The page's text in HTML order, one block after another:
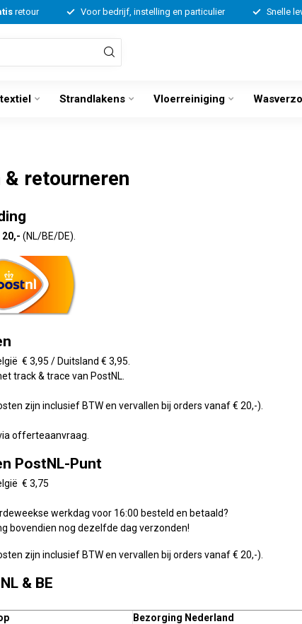
retour Voor bedrijf, instelling en particulier Snelle
Strandlakens Vloerreiniging
& retourneren
(NL/BE/DE).
€ 3,95 / Duitsland € 3,95.
track & trace van PostNL.
zijn inclusief BTW en vervallen bij orders vanaf € 20,-).
offerteaanvraag.
PostNL-Punt
€ 3,75
werkdag voor 16:00 besteld en betaald?
bovendien nog dezelfde dag verzonden!
zijn inclusief BTW en vervallen bij orders vanaf € 20,-).
& BE
Bezorging Nederland